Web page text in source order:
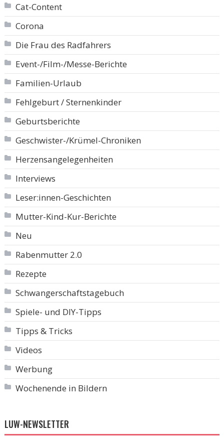
Cat-Content
Corona
Die Frau des Radfahrers
Event-/Film-/Messe-Berichte
Familien-Urlaub
Fehlgeburt / Sternenkinder
Geburtsberichte
Geschwister-/Krümel-Chroniken
Herzensangelegenheiten
Interviews
Leser:innen-Geschichten
Mutter-Kind-Kur-Berichte
Neu
Rabenmutter 2.0
Rezepte
Schwangerschaftstagebuch
Spiele- und DIY-Tipps
Tipps & Tricks
Videos
Werbung
Wochenende in Bildern
LUW-NEWSLETTER